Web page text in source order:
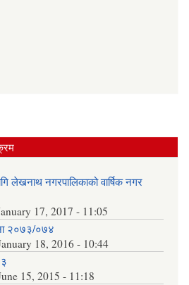
नगरपालिकाको वार्षिक नगर
17, 2017 - 11:05
२०७३/०७४
18, 2016 - 10:44
15, 2015 - 11:18